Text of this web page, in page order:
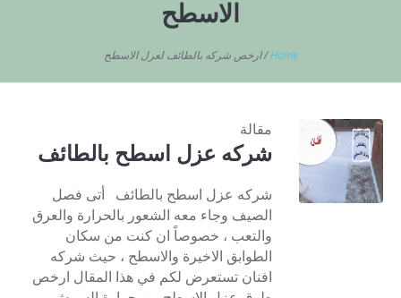
الاسطح
Home
/ارخص شركه بالطائف لعزل الاسطح
مقالة
شركه عزل اسطح بالطائف
شركه عزل اسطح بالطائف أتى فصل
الصيف وجاء معه الشعور بالحرارة والعرق
والتعب ، خصوصاً ان كنت من سكان
الطوابق الاخيرة والاسطح ، حيث شركه
افنان تستعرض لكم في هذا المقال ارخص